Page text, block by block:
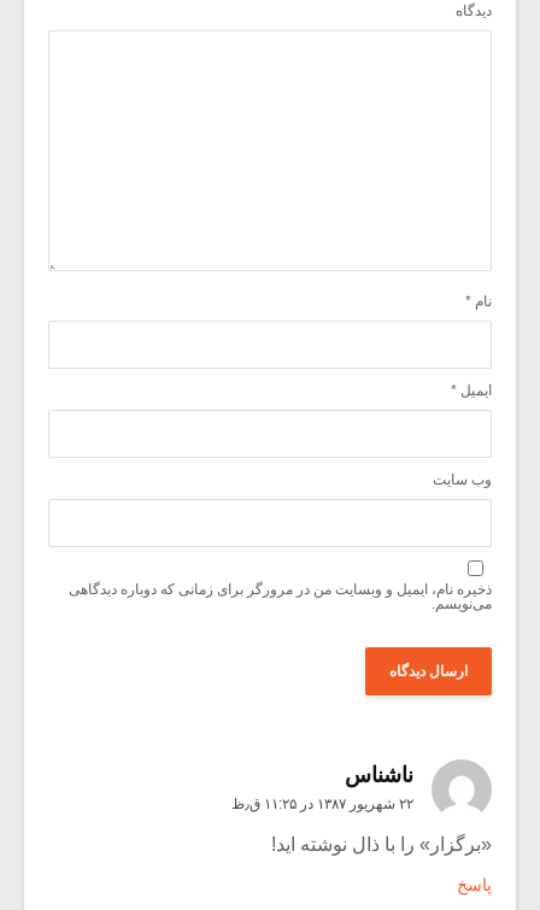
دیدگاه
نام *
ایمیل *
وب‌ سایت
ذخیره نام، ایمیل و وبسایت من در مرورگر برای زمانی که دوباره دیدگاهی
می‌نویسم.
ناشناس
۲۲ شهریور ۱۳۸۷ در ۱۱:۲۵ ق٫ظ
«برگزار» را با ذال نوشته اید!
پاسخ